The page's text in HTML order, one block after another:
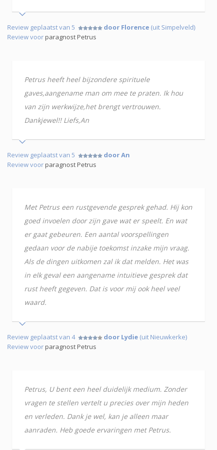
Review geplaatst van 5 door Florence (uit Simpelveld)
Review voorparagnost Petrus
Petrus heeft heel bijzondere spirituele
gaves,aangename man om mee te praten. Ik hou
van zijn werkwijze,het brengt vertrouwen.
Dankjewel!! Liefs,An
Review geplaatst van 5
door An
Review voorparagnost Petrus
Met Petrus een rustgevende gesprek gehad. Hij kon
goed invoelen door zijn gave wat er speelt. En wat
er gaat gebeuren. Een aantal voorspellingen
gedaan voor de nabije toekomst inzake mijn vraag.
Als de dingen uitkomen zal ik dat melden. Het was
in elk geval een aangename intuitieve gesprek dat
rust heeft gegeven. Dat is voor mij ook heel veel
waard.
Review geplaatst van 4 door Lydie (uit Nieuwkerke)
Review voorparagnost Petrus
Petrus, U bent een heel duidelijk medium. Zonder
vragen te stellen vertelt u precies over mijn heden
en verleden. Dank je wel, kan je alleen maar
aanraden. Heb goede ervaringen met Petrus.